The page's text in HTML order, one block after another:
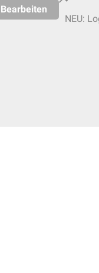
Bearbeiten
NEU: